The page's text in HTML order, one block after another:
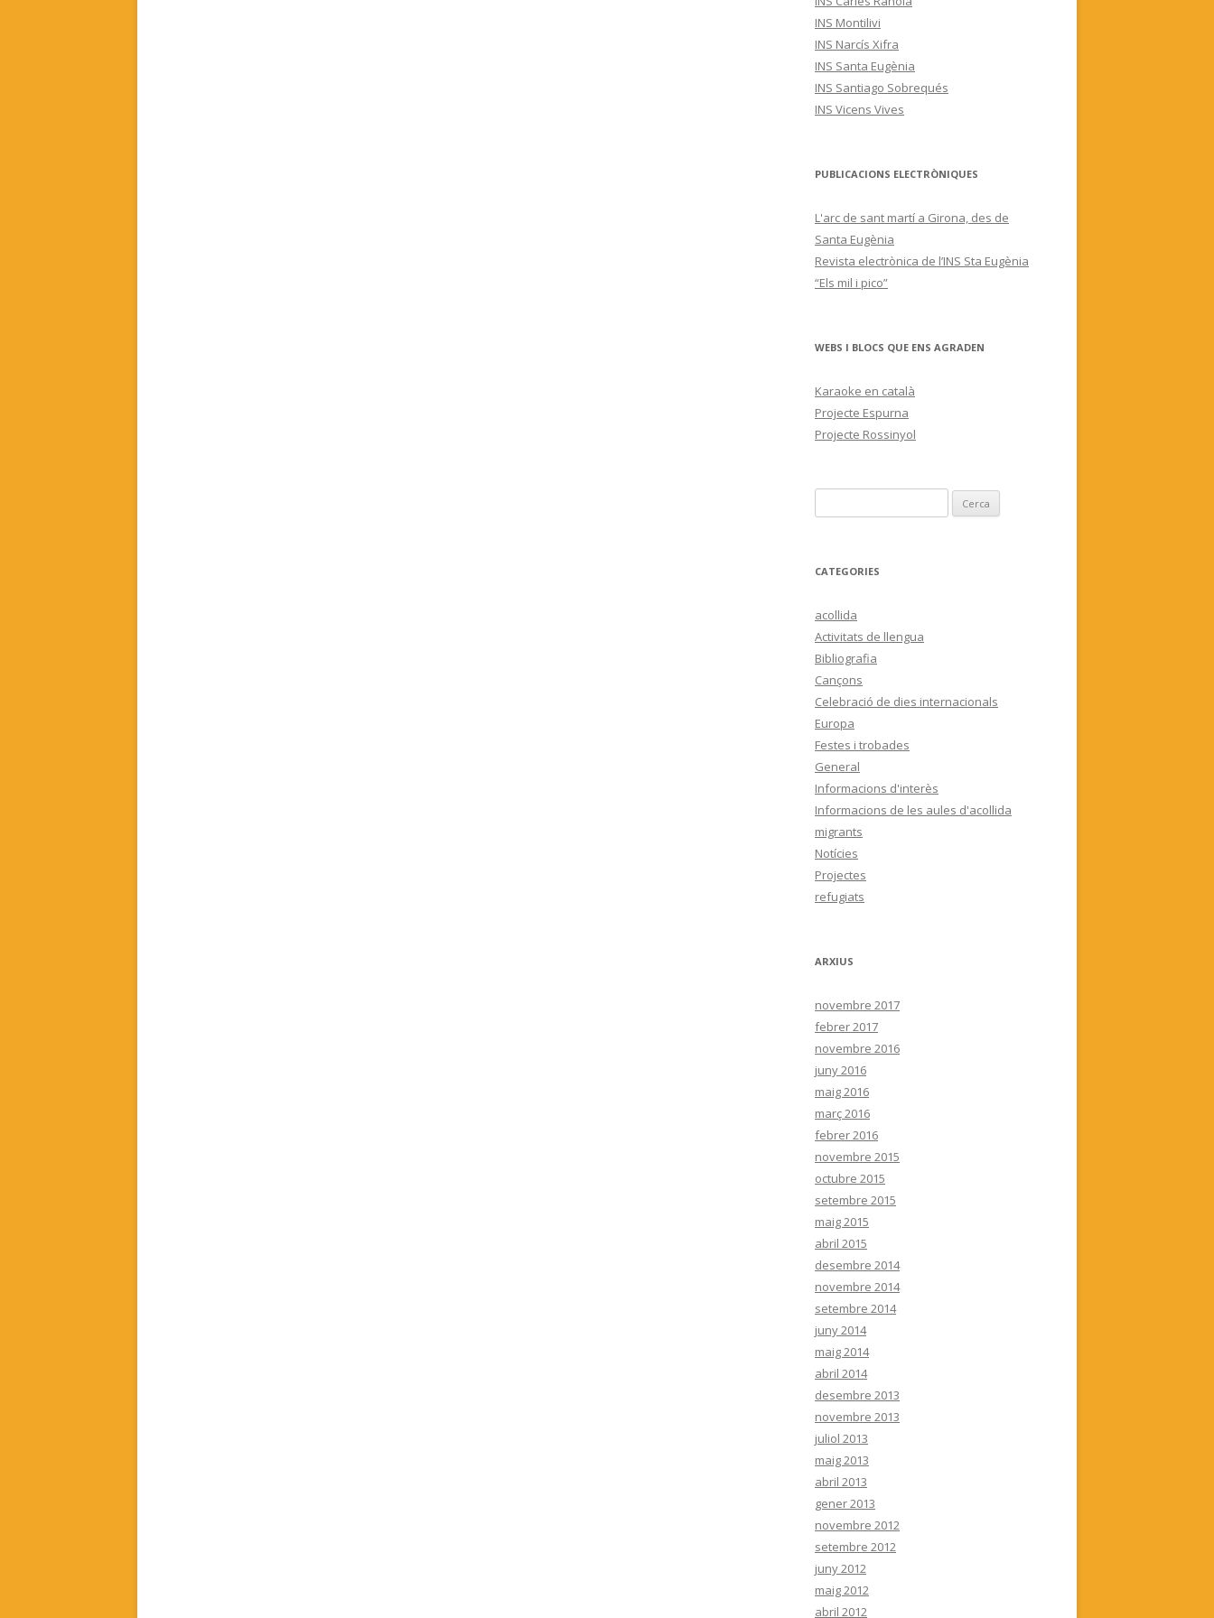
INS Montilivi
INS Narcís Xifra
INS Santa Eugènia
INS Santiago Sobrequés
INS Vicens Vives
PUBLICACIONS ELECTRÒNIQUES
L'arc de sant martí a Girona, des de
Santa Eugènia
Revista electrònica de l’INS Sta Eugènia
“Els mil i pico”
WEBS I BLOCS QUE ENS AGRADEN
Karaoke en català
Projecte Espurna
Projecte Rossinyol
e
c
CATEGORIES
acollida
Activitats de llengua
Bibliografia
Cançons
Celebració de dies internacionals
Europa
Festes i trobades
General
Informacions d'interès
Informacions de les aules d'acollida
migrants
Notícies
Projectes
refugiats
ARXIUS
novembre 2017
febrer 2017
novembre 2016
juny 2016
maig 2016
març 2016
febrer 2016
novembre 2015
octubre 2015
setembre 2015
maig 2015
abril 2015
desembre 2014
novembre 2014
setembre 2014
juny 2014
maig 2014
abril 2014
desembre 2013
novembre 2013
juliol 2013
maig 2013
abril 2013
gener 2013
novembre 2012
setembre 2012
juny 2012
maig 2012
abril 2012